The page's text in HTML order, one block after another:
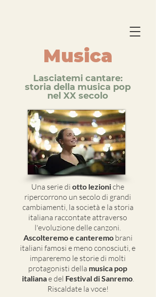
Musica
Lasciatemi cantare:
storia della musica pop
nel XX secolo
Una serie di otto lezioniche
ripercorrono un secolo di grandi
cambiamenti, la società e la storia
italiana raccontate attraverso
l'evoluzione delle canzoni.
Ascolteremo e canteremobrani
italiani famosi e meno conosciuti, e
impareremo le storie di molti
protagonisti della musica pop
italianae del Festival di Sanremo.
Riscaldate la voce!